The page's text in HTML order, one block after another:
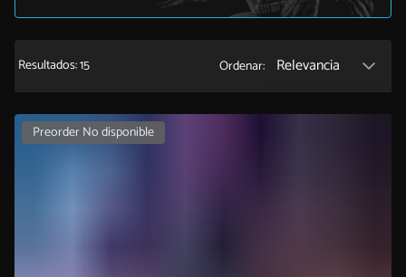
Resultados: 15 Ordenar: Relevancia
Preorder No disponible